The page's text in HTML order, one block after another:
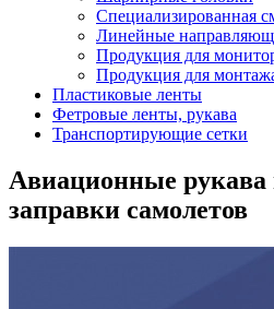
Специализированная
Линейные
Продукция для
Продукция для
Пластиковые ленты
Фетровые ленты, рукава
Транспортирующие сетки
Авиационные
заправки самолетов